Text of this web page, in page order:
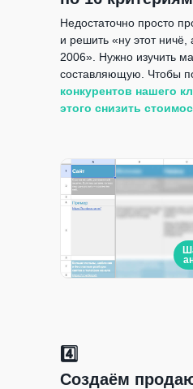
Недостаточно просто
и решить «ну этот ничё,
2006». Нужно изучить
составляющую. Чтобы
конкурентов нашего
этого снизить
4️⃣
Создаём